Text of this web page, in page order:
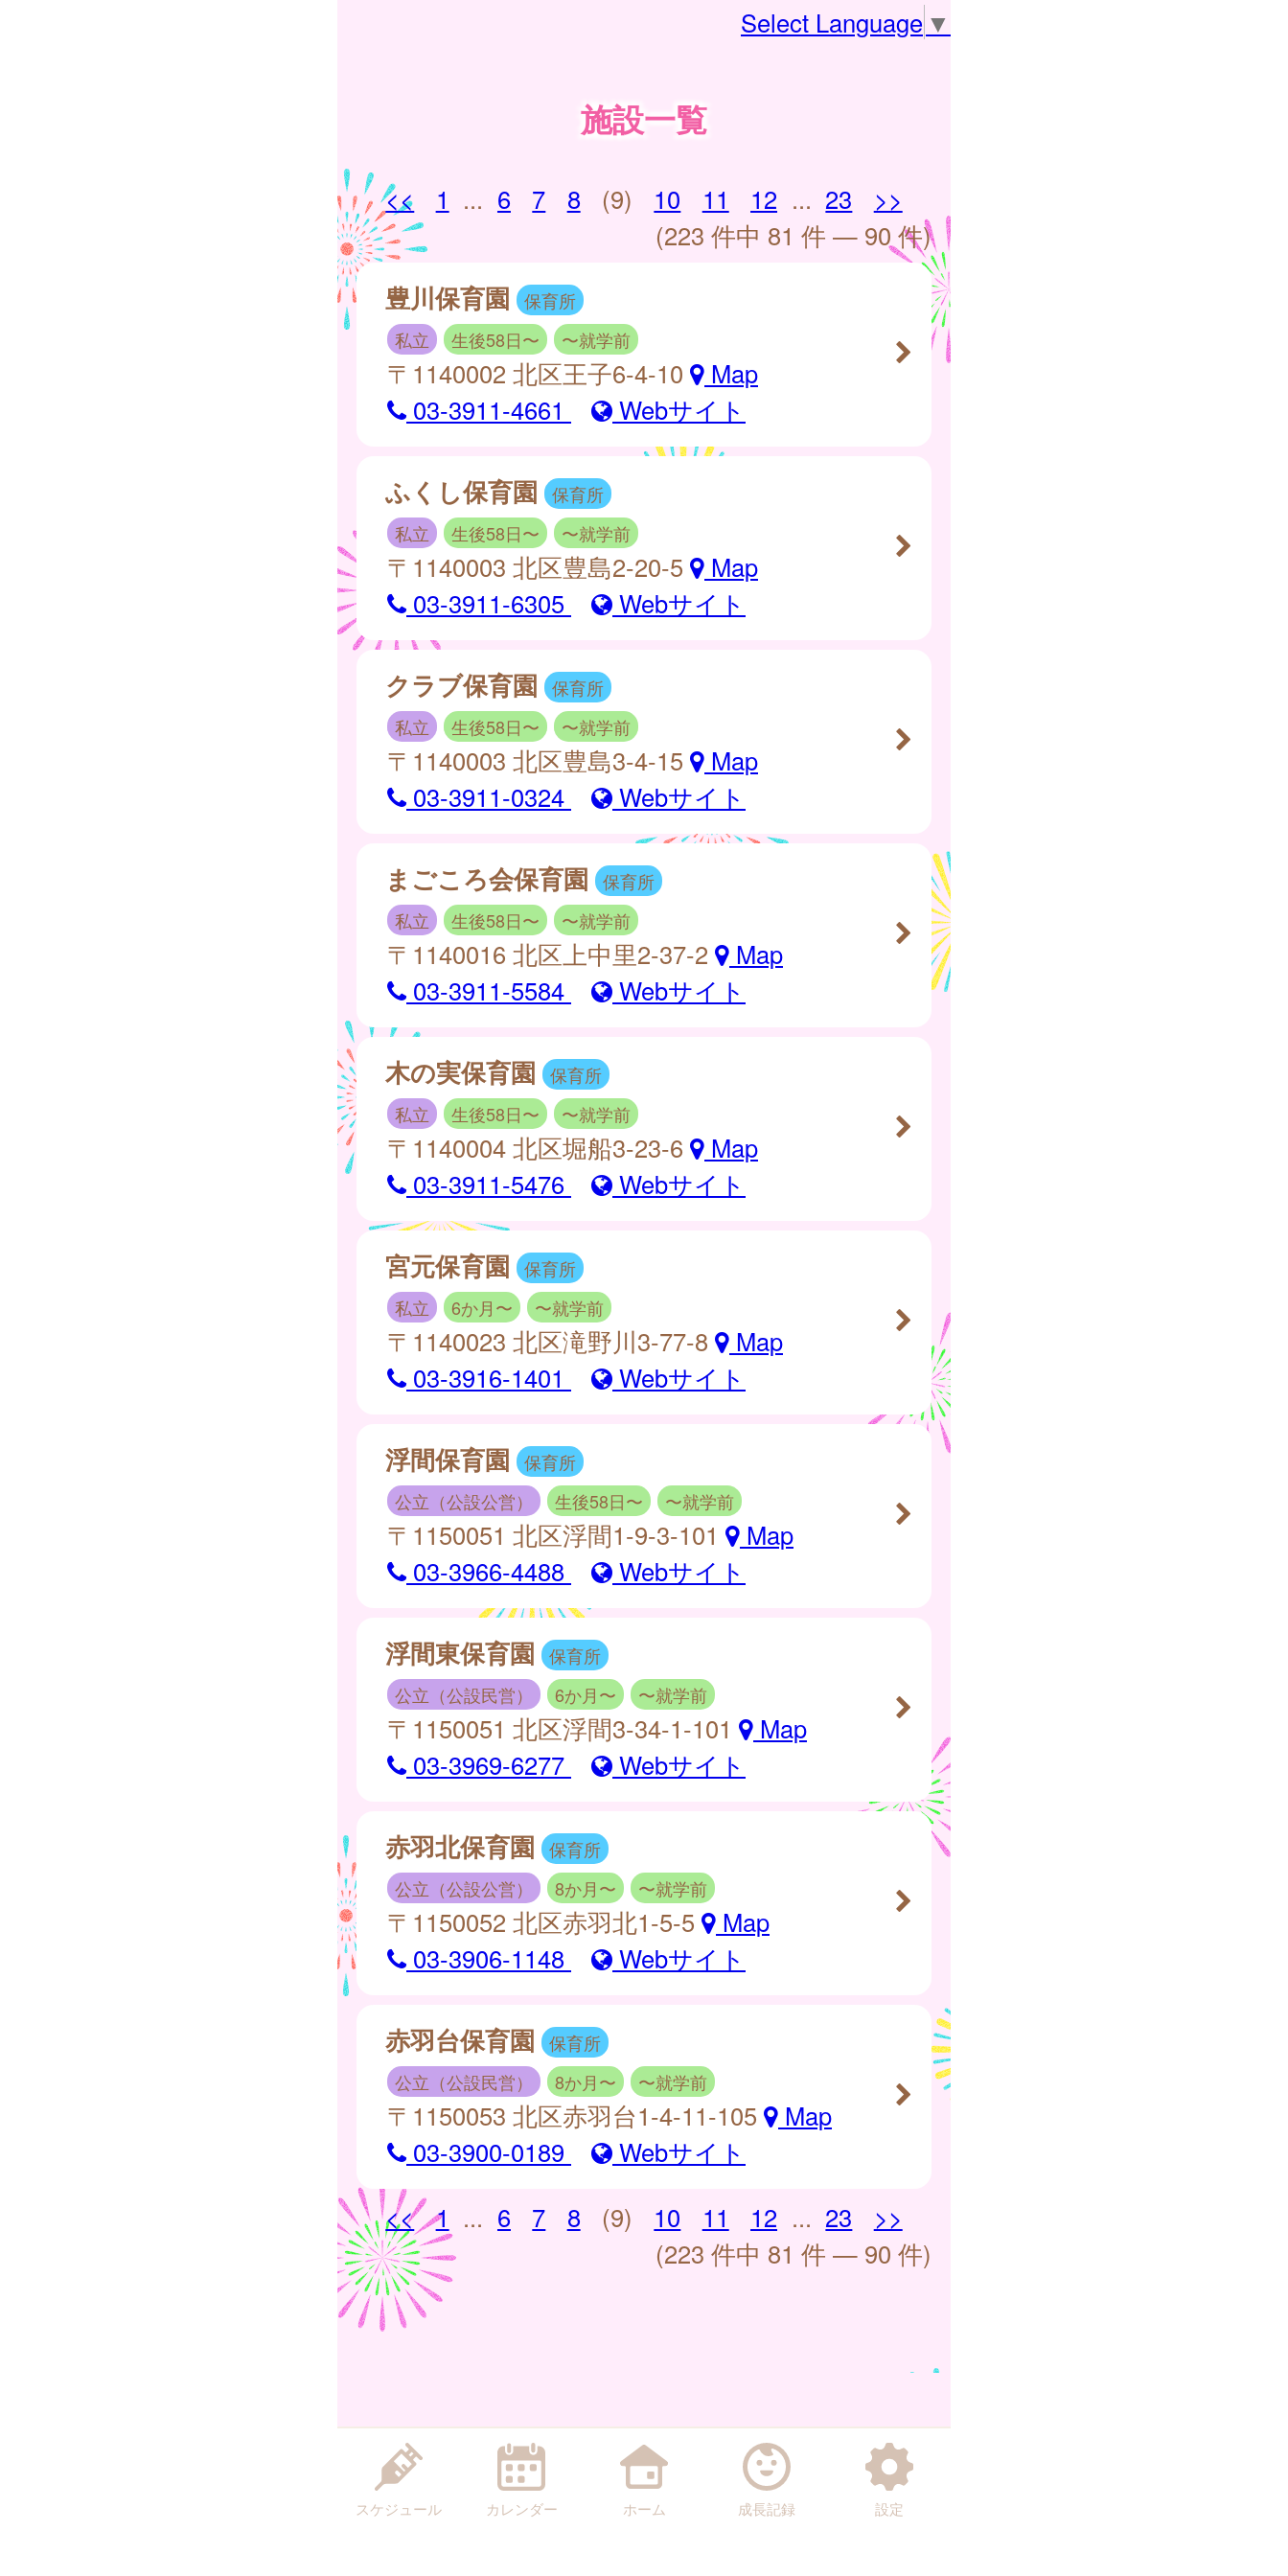
Select Language ▼
施設一覧
<< 1 ... 6 7 8 (9) 10 11 12 ... 23
>>
(223 件中 81 件 — 90 件)
豊川保育園
保育所
私立
生後58日〜 〜就学前
〒1140002 北区王子6-4-10
Map
03-3911-4661
Webサイト
ふくし保育園
保育所
私立
生後58日〜 〜就学前
〒1140003 北区豊島2-20-5
Map
03-3911-6305
Webサイト
クラブ保育園
保育所
私立
生後58日〜 〜就学前
〒1140003 北区豊島3-4-15
Map
03-3911-0324
Webサイト
まごころ会保育園
保育所
私立
生後58日〜 〜就学前
〒1140016 北区上中里2-37-2
Map
03-3911-5584
Webサイト
木の実保育園
保育所
私立
生後58日〜 〜就学前
〒1140004 北区堀船3-23-6
Map
03-3911-5476
Webサイト
宮元保育園
保育所
私立
6か月〜 〜就学前
〒1140023 北区滝野川3-77-8
Map
03-3916-1401
Webサイト
浮間保育園
保育所
公立（公設公営）
生後58日〜 〜就学前
〒1150051 北区浮間1-9-3-101
Map
03-3966-4488
Webサイト
浮間東保育園
保育所
公立（公設民営）
6か月〜 〜就学前
〒1150051 北区浮間3-34-1-101
Map
03-3969-6277
Webサイト
赤羽北保育園
保育所
公立（公設公営）
8か月〜 〜就学前
〒1150052 北区赤羽北1-5-5
Map
03-3906-1148
Webサイト
赤羽台保育園
保育所
公立（公設民営）
8か月〜 〜就学前
〒1150053 北区赤羽台1-4-11-105
Map
03-3900-0189
Webサイト
<<
1 ... 6 7 8 (9) 10 11 12 ... 23
>>
(223 件中 81 件 — 90 件)
スケジュール カレンダー ホーム 成長記録 設定